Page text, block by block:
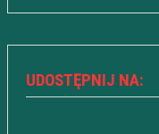
UDOSTĘPNIJ NA: